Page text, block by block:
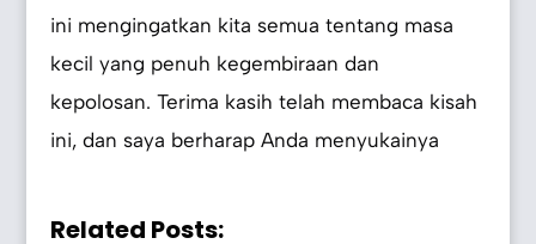
ini mengingatkan kita semua tentang masa
kecil yang penuh kegembiraan dan
kepolosan. Terima kasih telah membaca kisah
ini, dan saya berharap Anda menyukainya
Related Posts: